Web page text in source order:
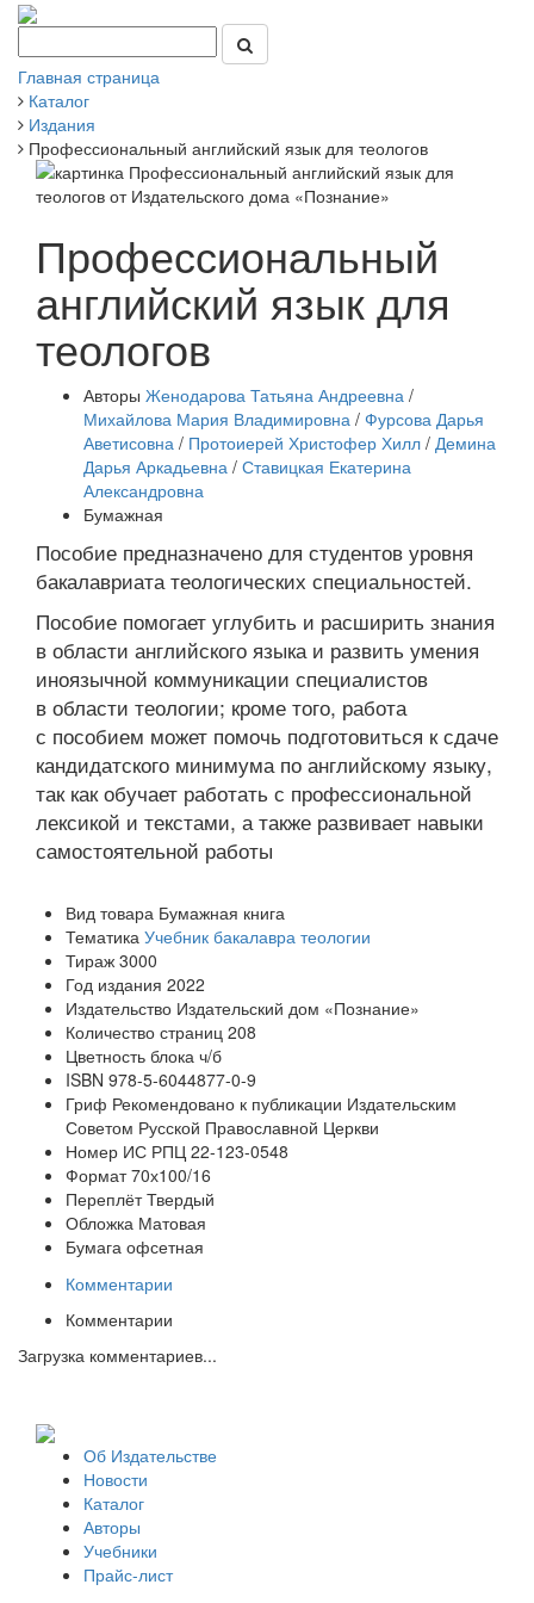
Главная страница
Каталог
Издания
Профессиональный английский язык для теологов
Профессиональный
английский язык для
теологов
Авторы Женодарова Татьяна Андреевна /
Михайлова Мария Владимировна / Фурсова Дарья
Аветисовна / Протоиерей Христофер Хилл / Демина
Дарья Аркадьевна / Ставицкая Екатерина
Александровна
Бумажная
Пособие предназначено для студентов уровня
бакалавриата теологических специальностей.
Пособие помогает углубить и расширить знания
в области английского языка и развить умения
иноязычной коммуникации специалистов
в области теологии; кроме того, работа
с пособием может помочь подготовиться к сдаче
кандидатского минимума по английскому языку,
так как обучает работать с профессиональной
лексикой и текстами, а также развивает навыки
самостоятельной работы
Вид товара Бумажная книга
Тематика Учебник бакалавра теологии
Тираж 3000
Год издания 2022
Издательство Издательский дом «Познание»
Количество страниц 208
Цветность блока ч/б
ISBN 978-5-6044877-0-9
Гриф Рекомендовано к публикации Издательским
Советом Русской Православной Церкви
Номер ИС РПЦ 22-123-0548
Формат 70х100/16
Переплёт Твердый
Обложка Матовая
Бумага офсетная
Комментарии
Комментарии
Загрузка комментариев...
Об Издательстве
Новости
Каталог
Авторы
Учебники
Прайс-лист